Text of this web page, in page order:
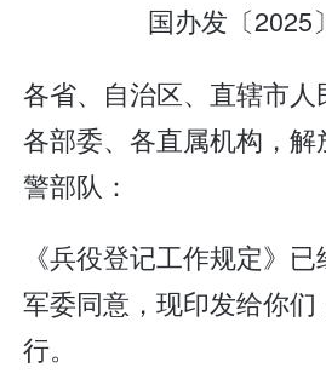
国办发〔2025
各省、自治区、直辖市
各部委、各直属机构，
警部队：
《兵役登记工作规定》
军委同意，现印发给你
行。